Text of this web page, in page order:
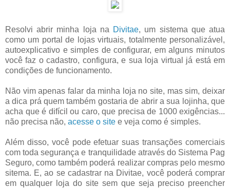
Resolvi abrir minha loja na Divitae, um sistema que atua
como um portal de lojas virtuais, totalmente personalizável,
autoexplicativo e simples de configurar, em alguns minutos
você faz o cadastro, configura, e sua loja virtual já está em
condições de funcionamento.
Não vim apenas falar da minha loja no site, mas sim, deixar
a dica prá quem também gostaria de abrir a sua lojinha, que
acha que é difícil ou caro, que precisa de 1000 exigências...
não precisa não, acesse o site e veja como é simples.
Além disso, você pode efetuar suas transações comerciais
com toda segurança e tranquilidade através do Sistema Pag
Seguro, como também poderá realizar compras pelo mesmo
sitema. E, ao se cadastrar na Divitae, você poderá comprar
em qualquer loja do site sem que seja preciso preencher